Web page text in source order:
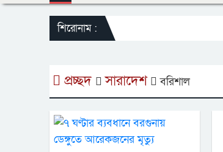
শিরোনাম :
প্রচ্ছদ সারাদেশ বরিশাল